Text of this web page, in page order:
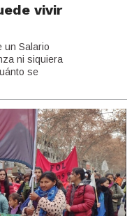
vivir
un Salario
ni siquiera
se